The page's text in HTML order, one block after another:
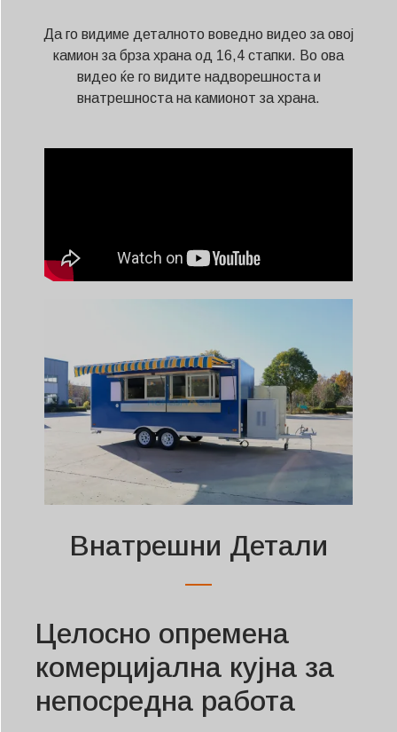
Да го видиме деталното воведно видео за овој
камион за брза храна од 16,4 стапки. Во ова
видео ќе го видите надворешноста и
внатрешноста на камионот за храна.
Внатрешни Детали
Целосно опремена
комерцијална кујна за
непосредна работа